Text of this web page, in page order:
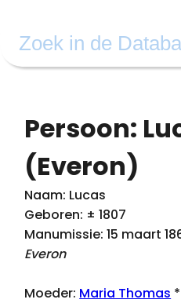
Persoon:
(Everon)
Naam: Lucas
Geboren: ± 1807
Manumissie: 15 maart
Everon
Moeder: Maria Thomas *